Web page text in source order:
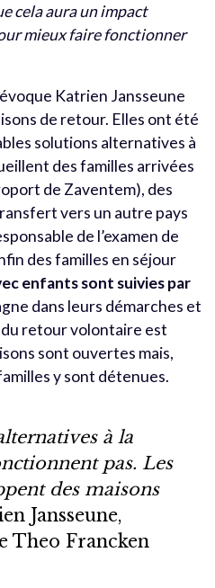
cela aura un impact
mieux faire fonctionner
Katrien Jansseune
de retour. Elles ont été
solutions alternatives à
des familles arrivées
de Zaventem), des
vers un autre pays
de l’examen de
des familles en séjour
enfants sont suivies par
dans leurs démarches et
retour volontaire est
sont ouvertes mais,
y sont détenues.
à la
pas. Les
des maisons
Jansseune,
Theo Francken